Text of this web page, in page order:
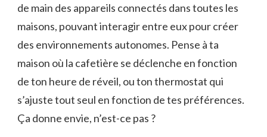
de main des appareils connectés dans toutes les
maisons, pouvant interagir entre eux pour créer
des environnements autonomes. Pense à ta
maison où la cafetière se déclenche en fonction
de ton heure de réveil, ou ton thermostat qui
s’ajuste tout seul en fonction de tes préférences.
Ça donne envie, n’est-ce pas ?